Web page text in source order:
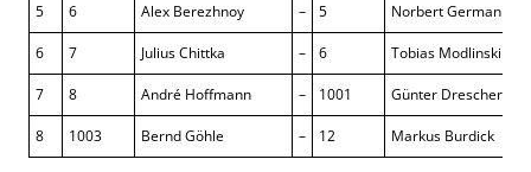
5 6 Alex Berezhnoy – 5 Norbert Germann
6 7 Julius Chittka – 6 Tobias Modlinski
7 8 André Hoffmann – 1001 Günter Drescher
8 1003 Bernd Göhle – 12 Markus Burdick